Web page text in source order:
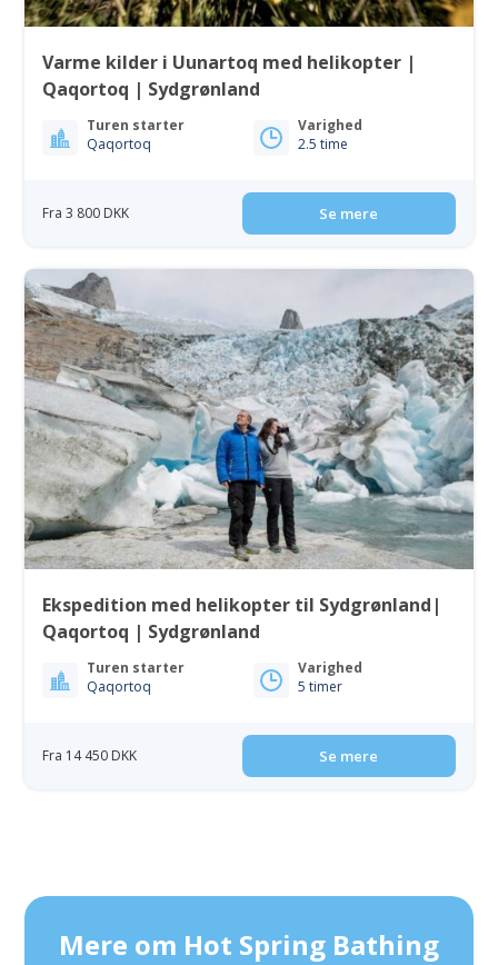
Varme kilder i Uunartoq med helikopter |
Qaqortoq | Sydgrønland
Turen starter
Qaqortoq
Varighed
2.5 time
Fra 3 800 DKK Se mere
Ekspedition med helikopter til Sydgrønland|
Qaqortoq | Sydgrønland
Turen starter
Qaqortoq
Varighed
5 timer
Fra 14 450 DKK Se mere
Mere om Hot Spring Bathing